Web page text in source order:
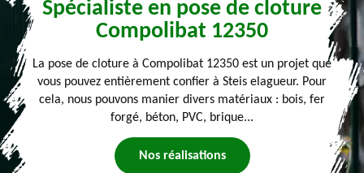
Spécialiste en pose de cloture
Compolibat 12350
La pose de cloture à Compolibat 12350 est un projet que
vous pouvez entièrement confier à Steis elagueur. Pour
cela, nous pouvons manier divers matériaux : bois, fer
forgé, béton, PVC, brique...
Nos réalisations